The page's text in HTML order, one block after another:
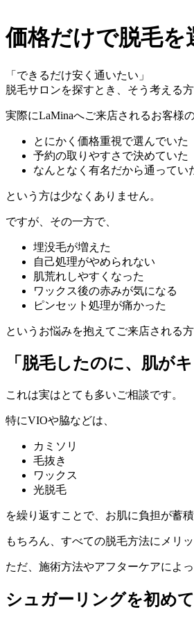
価格だけで脱毛
「できるだけ安く通いたい」
脱毛サロンを探すとき、そう考える
実際にLaMinaへご来店されるお客様の
とにかく価格重視で選んでいた
予約の取りやすさで決めていた
なんとなく有名だから通ってい
という方は少なくありません。
ですが、その一方で、
埋没毛が増えた
自己処理がやめられない
肌荒れしやすくなった
ワックス後の赤みが気になる
ピンセット処理が痛かった
というお悩みを抱えてご来店される
「脱毛したのに、肌が
これは実はとても多いご相談です。
特にVIOや脇などは、
カミソリ
毛抜き
ワックス
光脱毛
を繰り返すことで、お肌に負担が蓄
もちろん、すべての脱毛方法にメリ
ただ、施術方法やアフターケアによ
シュガーリングを初め